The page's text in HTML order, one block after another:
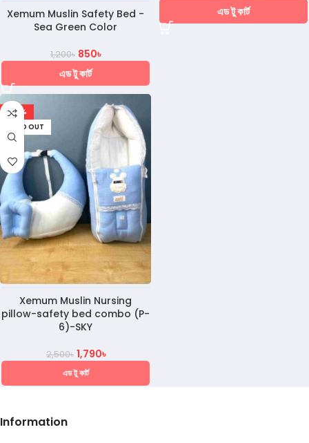
Xemum Muslin Safety Bed -
Sea Green Color
1,200৳ 850৳
এড টু কার্ট
এড টু কার্ট
-28%
SOLD OUT
Xemum Muslin Nursing
pillow-safety bed combo (P-
6)-SKY
2,500৳ 1,790৳
এড টু কার্ট
Information